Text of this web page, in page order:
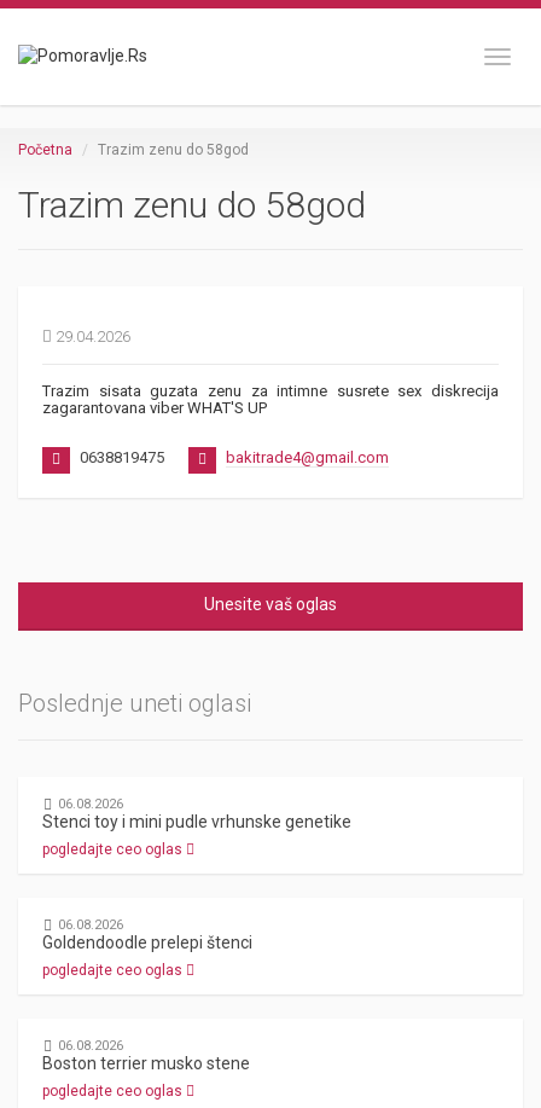
Početna Trazim zenu do 58god
Trazim zenu do 58god
29.04.2026
Trazim sisata guzata zenu za intimne susrete sex diskrecija
zagarantovana viber WHAT'S UP
0638819475 bakitrade4@gmail.com
Unesite vaš oglas
Poslednje uneti oglasi
06.08.2026
Stenci toy i mini pudle vrhunske genetike
pogledajte ceo oglas
06.08.2026
Goldendoodle prelepi štenci
pogledajte ceo oglas
06.08.2026
Boston terrier musko stene
pogledajte ceo oglas